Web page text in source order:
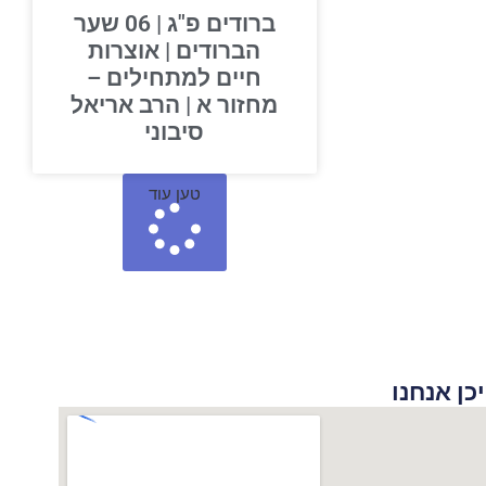
ברודים פ"ג | 06 שער
הברודים | אוצרות
חיים למתחילים –
מחזור א | הרב אריאל
סיבוני
טען עוד
אנחנו